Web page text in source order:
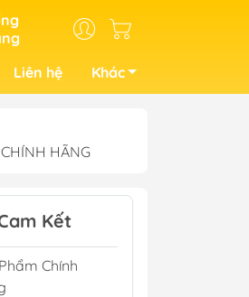
Liên hệ Khác
HÃNG
Kết
Chính